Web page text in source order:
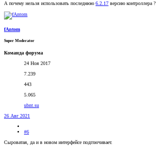
А почему нельзя использовать последнюю 6.2.17 версию контроллера ?
fAntom
Super Moderator
Команда форума
24 Ноя 2017
7.239
443
5.065
ubnt.su
26 Авг 2021
#6
Сыроватая, да и в новом интерфейсе подглючивает.